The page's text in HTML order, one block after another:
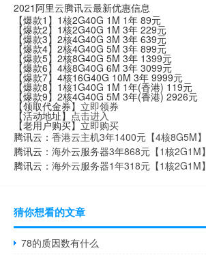
2021阿里云腾讯云最新优惠信息
【爆款1】1核2G40G 1M 1年 89元
【爆款2】1核2G40G 1M 3年 229元
【爆款3】2核4G40G 3M 3年 639元
【爆款4】2核4G40G 5M 3年 899元
【爆款5】2核8G40G 5M 3年 1399元
【爆款6】4核8G40G 6M 3年 3099元
【爆款7】4核16G40G 10M 3年 9999元
【爆款8】1核1G40G 1M 1年(香港) 119元
【爆款9】2核4G40G 5M 3年(香港) 2926元
【领取代金券】 立即领券
【活动地址】 点击进入
【老用户购买】立即购买
腾讯云： 香港云主机3年1400元【4核8G5M】
腾讯云： 海外云服务器3年868元【1核2G1M】
腾讯云： 海外云服务器1年318元【1核2G1M】
猜你想看的文章
78的质因数有什么